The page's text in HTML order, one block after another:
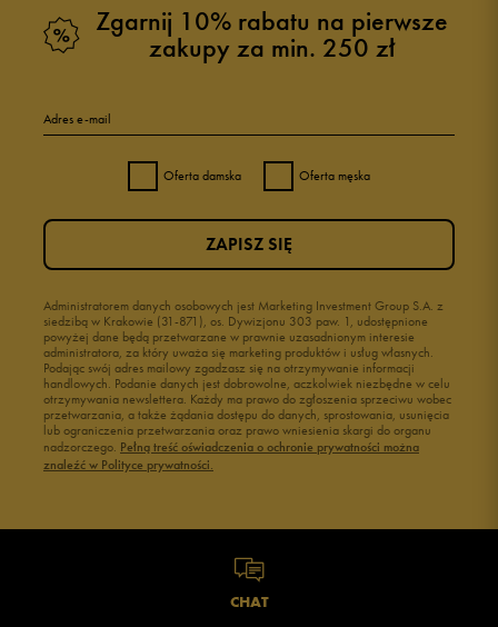
Zgarnij 10% rabatu na pierwsze
zakupy za min. 250 zł
Adres e-mail
Oferta damska Oferta męska
Administratorem danych osobowych jest Marketing Investment Group S.A. z
siedzibą w Krakowie (31-871), os. Dywizjonu 303 paw. 1, udostępnione
powyżej dane będą przetwarzane w prawnie uzasadnionym interesie
administratora, za który uważa się marketing produktów i usług własnych.
Podając swój adres mailowy zgadzasz się na otrzymywanie informacji
handlowych. Podanie danych jest dobrowolne, aczkolwiek niezbędne w celu
otrzymywania newslettera. Każdy ma prawo do zgłoszenia sprzeciwu wobec
przetwarzania, a także żądania dostępu do danych, sprostowania, usunięcia
lub ograniczenia przetwarzania oraz prawo wniesienia skargi do organu
nadzorczego. Pełną treść oświadczenia o ochronie prywatności można
znaleźć w Polityce prywatności.
ZAPISZ SIĘ
CHAT